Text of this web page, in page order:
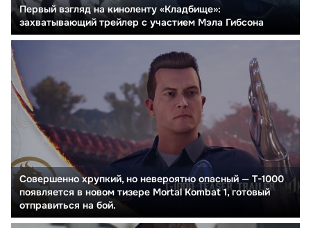
Первый взгляд на киноленту «Кладбище»:
захватывающий трейлер с участием Мэла Гибсона
Совершенно хрупкий, но невероятно опасный — T-1000
появляется в новом тизере Mortal Kombat 1, готовый
отправиться на бой.